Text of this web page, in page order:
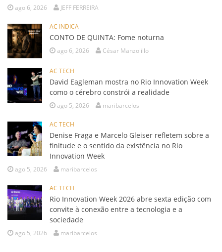
ago 6, 2026 JEFF FERREIRA
AC INDICA
CONTO DE QUINTA: Fome noturna
ago 6, 2026 César Manzolillo
AC TECH
David Eagleman mostra no Rio Innovation Week
como o cérebro constrói a realidade
ago 5, 2026 maribarcelos
AC TECH
Denise Fraga e Marcelo Gleiser refletem sobre a
finitude e o sentido da existência no Rio
Innovation Week
ago 5, 2026 maribarcelos
AC TECH
Rio Innovation Week 2026 abre sexta edição com
convite à conexão entre a tecnologia e a
sociedade
ago 5, 2026 maribarcelos